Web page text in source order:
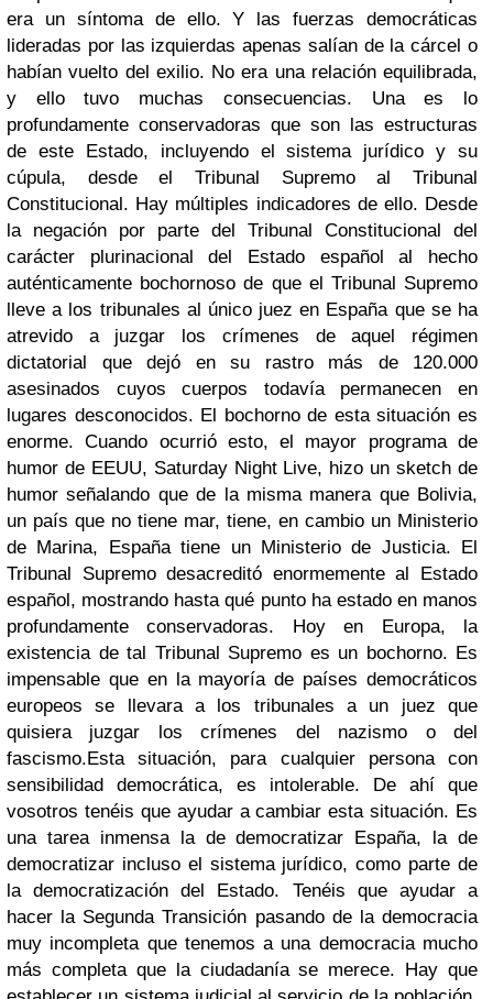
era un síntoma de ello. Y las fuerzas democráticas
lideradas por las izquierdas apenas salían de la cárcel o
habían vuelto del exilio. No era una relación equilibrada,
y ello tuvo muchas consecuencias. Una es lo
profundamente conservadoras que son las estructuras
de este Estado, incluyendo el sistema jurídico y su
cúpula, desde el Tribunal Supremo al Tribunal
Constitucional. Hay múltiples indicadores de ello. Desde
la negación por parte del Tribunal Constitucional del
carácter plurinacional del Estado español al hecho
auténticamente bochornoso de que el Tribunal Supremo
lleve a los tribunales al único juez en España que se ha
atrevido a juzgar los crímenes de aquel régimen
dictatorial que dejó en su rastro más de 120.000
asesinados cuyos cuerpos todavía permanecen en
lugares desconocidos. El bochorno de esta situación es
enorme. Cuando ocurrió esto, el mayor programa de
humor de EEUU, Saturday Night Live, hizo un sketch de
humor señalando que de la misma manera que Bolivia,
un país que no tiene mar, tiene, en cambio un Ministerio
de Marina, España tiene un Ministerio de Justicia. El
Tribunal Supremo desacreditó enormemente al Estado
español, mostrando hasta qué punto ha estado en manos
profundamente conservadoras. Hoy en Europa, la
existencia de tal Tribunal Supremo es un bochorno. Es
impensable que en la mayoría de países democráticos
europeos se llevara a los tribunales a un juez que
quisiera juzgar los crímenes del nazismo o del
fascismo. Esta situación, para cualquier persona con
sensibilidad democrática, es intolerable. De ahí que
vosotros tenéis que ayudar a cambiar esta situación. Es
una tarea inmensa la de democratizar España, la de
democratizar incluso el sistema jurídico, como parte de
la democratización del Estado. Tenéis que ayudar a
hacer la Segunda Transición pasando de la democracia
muy incompleta que tenemos a una democracia mucho
más completa que la ciudadanía se merece. Hay que